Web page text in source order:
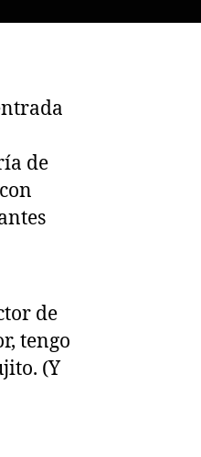
de
de
tengo
(Y